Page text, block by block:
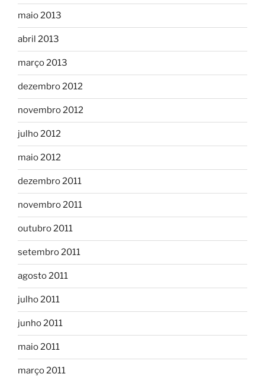
maio 2013
abril 2013
março 2013
dezembro 2012
novembro 2012
julho 2012
maio 2012
dezembro 2011
novembro 2011
outubro 2011
setembro 2011
agosto 2011
julho 2011
junho 2011
maio 2011
março 2011